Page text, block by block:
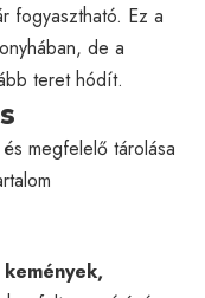
fogyasztható. Ez a
de a
teret hódít.
megfelelő tárolása
kemények,